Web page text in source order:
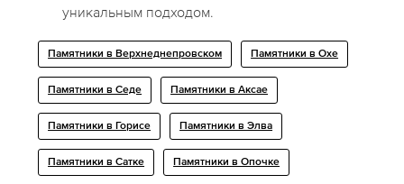
уникальным подходом.
Памятники в Верхнеднепровском Памятники в Охе
Памятники в Седе Памятники в Аксае
Памятники в Горисе Памятники в Элва
Памятники в Сатке Памятники в Опочке